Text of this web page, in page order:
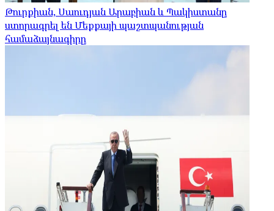
Թուրքիան, Սաուդյան Արաբիան և Պակիստանը
ստորագրել են Մեքքայի պաշտպանության
համաձայնագիրը